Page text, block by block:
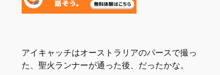
アイキャッチはオーストラリアのパースで撮っ
た、聖火ランナーが通った後、だったかな。